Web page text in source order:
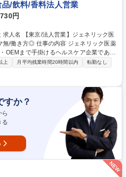
/飲料/香料法人営業
円
ジェネリック医薬
OEMまで手掛けるヘルスケア企業である
ッグストアや通販会社、小売店向けに自
■既存顧客を中心
開発に関するコンサルティングなど幅広
。 ■担当顧客数は20～30社程度で、顧客
開発提案にも携わっていただきます。 募
ック医薬品メーカー/未経験歓迎/ノルマ
上 月平均残業時間20時間以内
転勤なし
すか？
る